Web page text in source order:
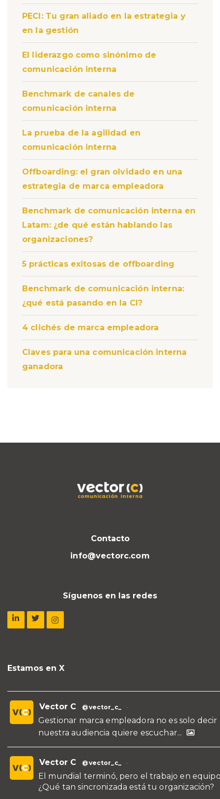
PECI: Tu gran aliado en la estrategia y
en la gestión
El liderazgo como sinónimo de
comunicación interna
Benchmark de canales de
comunicación interna
La prueba de la agilidad en
comunicación interna
Offboarding: el gran olvidado en una
estrategia de marca empleadora
Benchmark de comunicación interna en
Latam: ¿de qué están hablando las
organizaciones?
5 prácticas exitosas de offboarding
Benchmark de comunicación interna:
¿qué está pasando en la CI?
4 clichés de marca empleadora
Claves para una comunicación interna
ganadora
Contacto
info@vectorc.com
Síguenos en las redes
Estamos en X
Vector C @vector_c_ ·
Gestionar marca empleadora no es solo
nuestra audiencia quiere escuchar...
Vector C @vector_c_ ·
El mundial terminó, pero el trabajo en
¿Qué tan sincronizada está tu organización?